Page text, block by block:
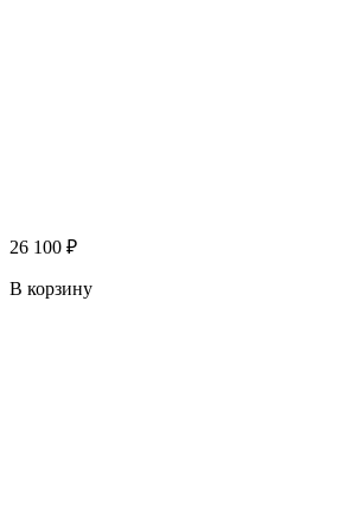
26 100 ₽
В корзину